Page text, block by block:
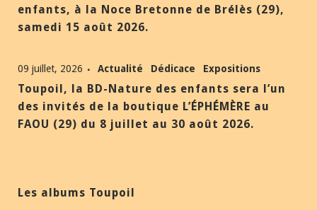
enfants, à la Noce Bretonne de Brélès (29),
samedi 15 août 2026.
09 juillet, 2026 Actualité Dédicace Expositions
Toupoil, la BD-Nature des enfants sera l’un
des invités de la boutique L’ÉPHÉMÈRE au
FAOU (29) du 8 juillet au 30 août 2026.
Les albums Toupoil